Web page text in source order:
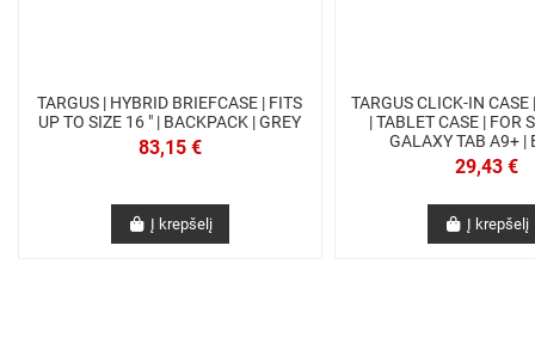
TARGUS | HYBRID BRIEFCASE | FITS
UP TO SIZE 16 " | BACKPACK | GREY
83,15 €
Į krepšelį
TARGUS CLICK-IN
| TABLET CASE | FOR
GALAXY TAB A9+ |
29,43 €
Į krepšelį